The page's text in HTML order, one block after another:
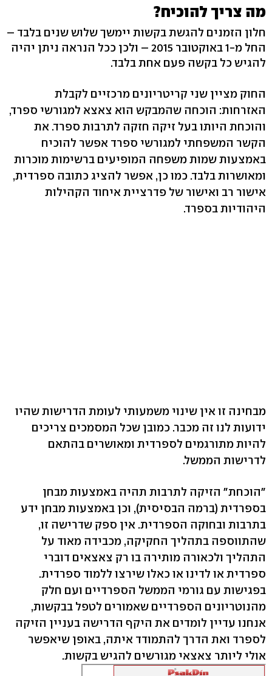
מה צריך להוכיח?
חלון הזמנים להגשת בקשות יימשך שלוש שנים בלבד –
החל מ-1 באוקטובר 2015 – ולכן ככל הנראה ניתן יהיה
להגיש כל בקשה פעם אחת בלבד.
החוק מציין שני קריטריונים מרכזיים לקבלת
האזרחות: הוכחה שהמבקש הוא צאצא למגורשי ספרד,
והוכחת היותו בעל זיקה חזקה לתרבות ספרד. את
הקשר המשפחתי למגורשי ספרד אפשר להוכיח
באמצעות שמות משפחה המופיעים ברשימות מוכרות
ומאושרות בלבד. כמו כן, אפשר להציג כתובה ספרדית,
אישור רב ואישור של פדרציית איחוד הקהילות
היהודיות בספרד.
מבחינה זו אין שינוי משמעותי לעומת הדרישות שהיו
ידועות לנו זה מכבר. כמובן שכל המסמכים צריכים
להיות מתורגמים לספרדית ומאושרים בהתאם
לדרישות הממשל.
"הוכחת" הזיקה לתרבות תהיה באמצעות מבחן
בספרדית (ברמה הבסיסית), וכן באמצעות מבחן ידע
בתרבות ובחוקה הספרדית. אין ספק שדרישה זו,
שהתווספה בתהליך החקיקה, מכבידה מאוד על
התהליך ולכאורה מותירה בו רק צאצאים דוברי
ספרדית או לדינו או כאלו שירצו ללמוד ספרדית.
בפגישות עם גורמי הממשל הספרדיים ועם חלק
מהנוטריונים הספרדיים שאמורים לטפל בבקשות,
אנחנו עדיין לומדים את היקף הדרישה בעניין הזיקה
לספרד ואת הדרך להתמודד איתה, באופן שיאפשר
אולי ליותר צאצאי מגורשים להגיש בקשות.